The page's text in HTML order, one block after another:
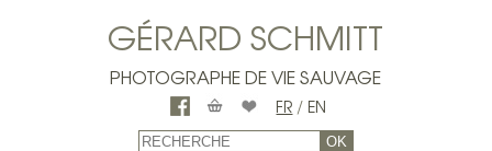
GÉRARD SCHMITT
PHOTOGRAPHE DE VIE SAUVAGE
FR / EN
OK